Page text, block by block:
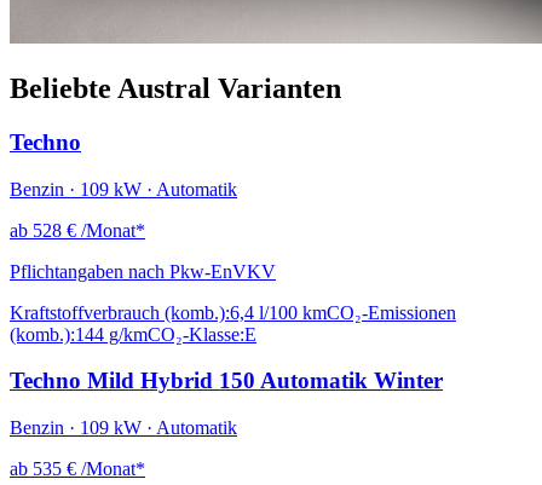
Beliebte Austral Varianten
Techno
Benzin · 109 kW · Automatik
ab 528 € /Monat*
Pflichtangaben nach Pkw-EnVKV
Kraftstoffverbrauch (komb.):6,4 l/100 kmCO₂-Emissionen
(komb.):144 g/kmCO₂-Klasse:E
Techno Mild Hybrid 150 Automatik Winter
Benzin · 109 kW · Automatik
ab 535 € /Monat*